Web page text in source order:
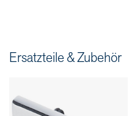
Ersatzteile & Zubehör